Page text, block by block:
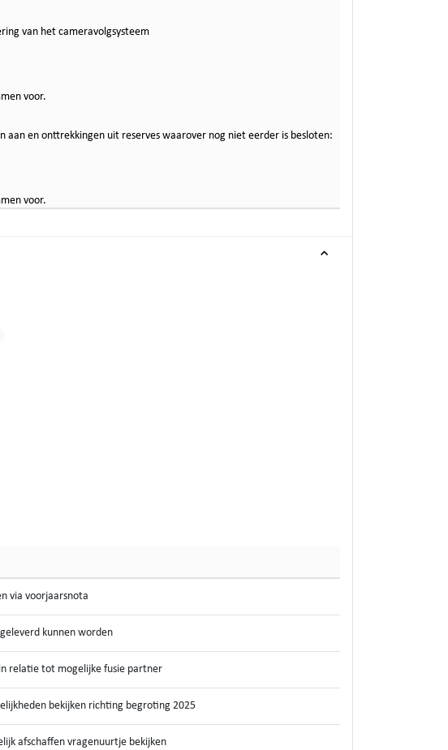
van het cameravolgsysteem
voor.
aan en onttrekkingen uit reserves waarover nog niet eerder is besloten:
voor.
via voorjaarsnota
kunnen worden
relatie tot mogelijke fusie partner
bekijken richting begroting 2025
afschaffen vragenuurtje bekijken